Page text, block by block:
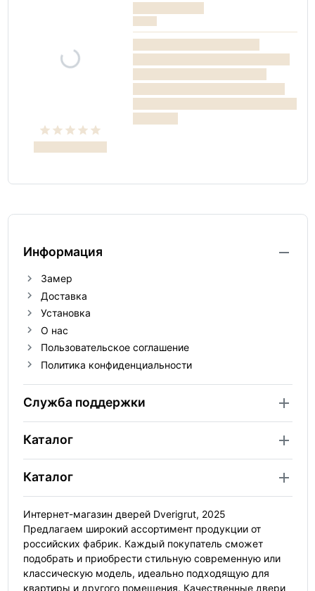
Информация
Замер
Доставка
Установка
О нас
Пользовательское соглашение
Политика конфиденциальности
Служба поддержки
Каталог
Каталог
Интернет-магазин дверей Dverigrut, 2025
Предлагаем широкий ассортимент продукции от
российских фабрик. Каждый покупатель сможет
подобрать и приобрести стильную современную или
классическую модель, идеально подходящую для
квартиры и другого помещения. Качественные двери